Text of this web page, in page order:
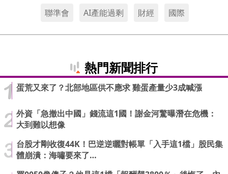
聯準會 AI產能過剩 財經 國際
熱門新聞排行
蛋荒又來了？北部地區供不應求 雞蛋產量少3成喊漲
外資「急撤出中國」錢流這1國！謝金河驚曝潛在危機：
大到難以想像
台股才剛收復44K！巴逆逆曬對帳單「入手這1檔」股民集
體崩潰：海嘯要來了…